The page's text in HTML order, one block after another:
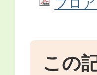
フロ
この